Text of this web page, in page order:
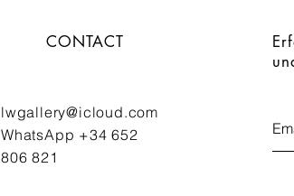
CONTACT
lwgallery@icloud.com
WhatsApp +34 652
806 821